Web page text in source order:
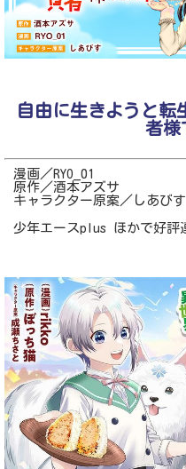
自由に生きようと転
者様
漫画／RYO_01
原作／酒本アズサ
キャラクター原案／しあびす
少年エースplus ほかで好評